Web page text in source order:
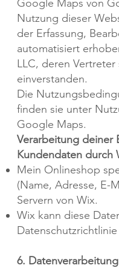
Google Maps von
Nutzung dieser
der Erfassung,
automatisiert
LLC, deren
einverstanden.
Die
finden sie unter
Google Maps.
Verarbeitung deiner
Kundendaten durch
Mein Onlineshop
(Name, Adresse, E-
Servern von Wix.
Wix kann diese
6.